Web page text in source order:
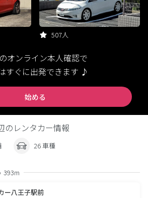
507人
オンライン本人確認で
すぐに出発できます ♪
始める
のレンタカー情報
26 車種
393m
ー八王子駅前